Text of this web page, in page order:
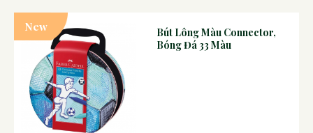
New
Bút Lông Màu Connector,
Bóng Đá 33 Màu